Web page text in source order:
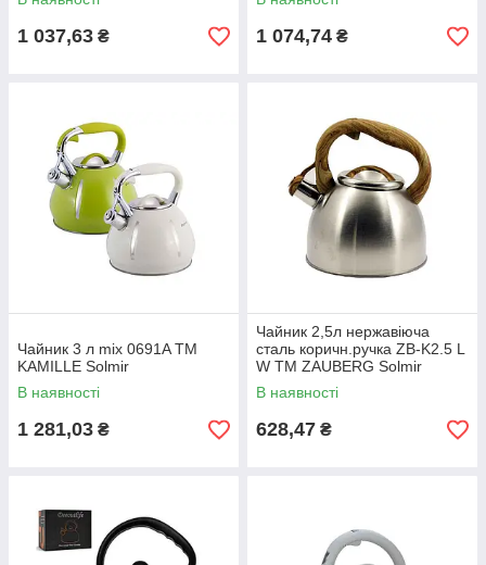
1 037,63 ₴ 1 074,74 ₴
Чайник 3 л mix 0691A ТМ
KAMILLE Solmir
В наявності
1 281,03 ₴
Чайник 2,5л нержавіюча
сталь коричн.ручка ZB-K2.5 L
W ТМ ZAUBERG Solmir
В наявності
628,47 ₴